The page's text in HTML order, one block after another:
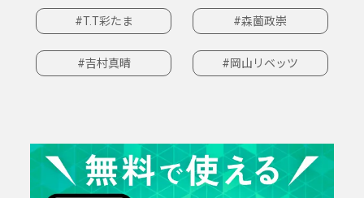
#T.T彩たま #森薗政崇
#吉村真晴 #岡山リベッツ